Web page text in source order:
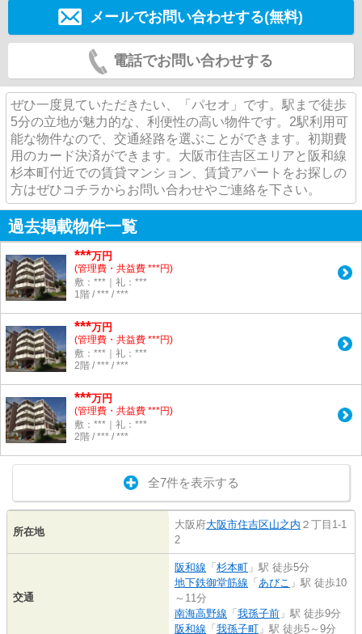
メールでお問い合わせする(無料)
電話でお問い合わせする
ぜひ一度見ていただきたい、「パセオ」です。駅まで徒歩
5分の立地が魅力的な、利便性の高い物件です。2駅利用可
能な物件なので、交通経路を選ぶことができます。初期費
用のカード決済ができます。大阪市住吉区エリアと阪和線
杉本町付近での賃貸マンション、賃貸アパートをお探しの
方はぜひコチラからお問い合わせやご連絡を下さい。
過去掲載物件一覧
***万円
(管理費・共益費 ***円)
敷：***｜礼：***
1階 / *** / ***
***万円
(管理費・共益費 ***円)
敷：***｜礼：***
2階 / *** / ***
***万円
(管理費・共益費 ***円)
敷：***｜礼：***
2階 / *** / ***
全7件を表示する
所在地
大阪府大阪市住吉区山之内 ２丁目1-1
2
交通
阪和線 「 杉本町 」駅 徒歩5分
地下鉄御堂筋線 「 あびこ 」駅 徒歩10
～11分
南海高野線 「 我孫子前 」駅 徒歩9分
阪和線 「 我孫子町 」駅 徒歩5～9分